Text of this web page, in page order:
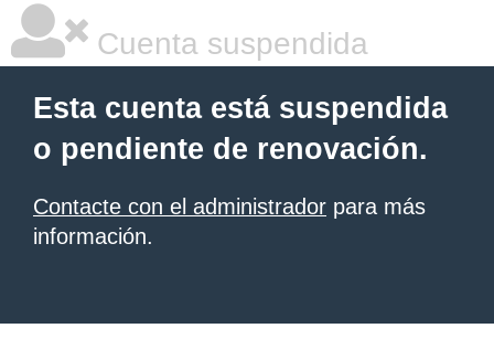
Cuenta suspendida
Esta cuenta está suspendida
o pendiente de renovación.
Contacte con el administrador para más
información.